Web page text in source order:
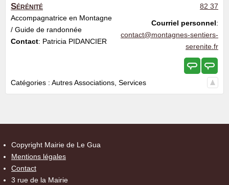
Sérénité
Accompagnatrice en Montagne
/ Guide de randonnée
Contact: Patricia PIDANCIER
82 37
Courriel personnel:
contact@montagnes-sentiers-
serenite.fr
Catégories : Autres Associations Services
Copyright Mairie de Le Gua
Mentions légales
Contact
3 rue de la Mairie